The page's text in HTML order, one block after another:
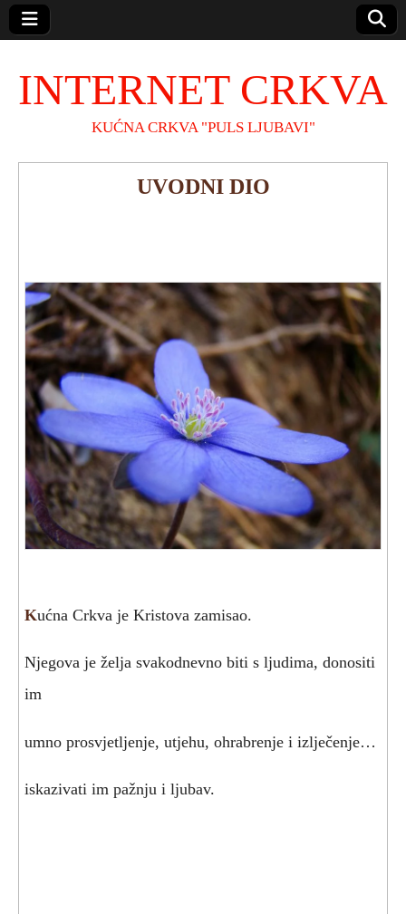
INTERNET CRKVA
KUĆNA CRKVA "PULS LJUBAVI"
UVODNI DIO
Kućna Crkva je Kristova zamisao.
Njegova je želja svakodnevno biti s ljudima, donositi
im
umno prosvjetljenje, utjehu, ohrabrenje i izlječenje…
iskazivati im pažnju i ljubav.